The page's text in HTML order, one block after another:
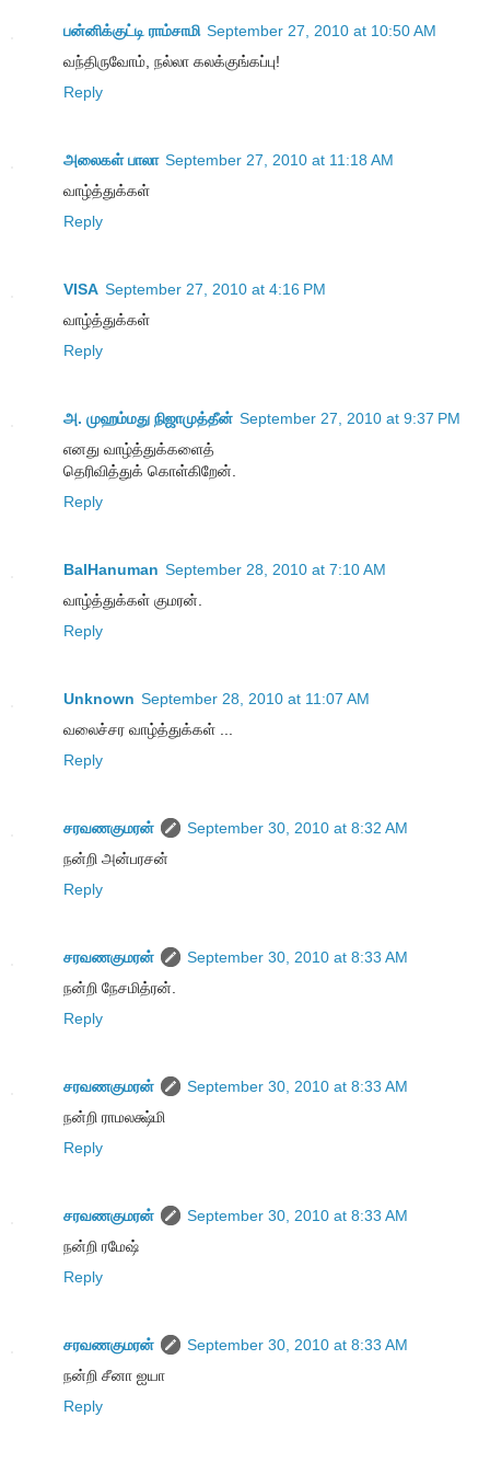
பன்னிக்குட்டி ராம்சாமி September 27, 2010 at 10:50 AM
வந்திருவோம், நல்லா கலக்குங்கப்பு!
Reply
அலைகள் பாலா September 27, 2010 at 11:18 AM
வாழ்த்துக்கள்
Reply
VISA September 27, 2010 at 4:16 PM
வாழ்த்துக்கள்
Reply
அ. முஹம்மது நிஜாமுத்தீன் September 27, 2010 at 9:37 PM
எனது வாழ்த்துக்களைத்
தெரிவித்துக் கொள்கிறேன்.
Reply
BalHanuman September 28, 2010 at 7:10 AM
வாழ்த்துக்கள் குமரன்.
Reply
Unknown September 28, 2010 at 11:07 AM
வலைச்சர வாழ்த்துக்கள் ...
Reply
சரவணகுமரன்
September 30, 2010 at 8:32 AM
நன்றி அன்பரசன்
Reply
சரவணகுமரன்
September 30, 2010 at 8:33 AM
நன்றி நேசமித்ரன்.
Reply
சரவணகுமரன்
September 30, 2010 at 8:33 AM
நன்றி ராமலக்ஷ்மி
Reply
சரவணகுமரன்
September 30, 2010 at 8:33 AM
நன்றி ரமேஷ்
Reply
சரவணகுமரன்
September 30, 2010 at 8:33 AM
நன்றி சீனா ஐயா
Reply